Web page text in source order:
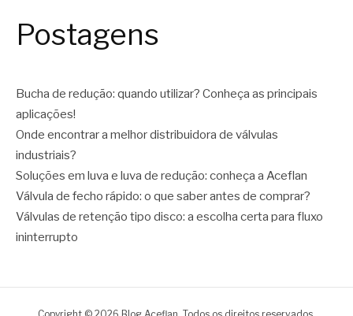
Postagens
Bucha de redução: quando utilizar? Conheça as principais
aplicações!
Onde encontrar a melhor distribuidora de válvulas
industriais?
Soluções em luva e luva de redução: conheça a Aceflan
Válvula de fecho rápido: o que saber antes de comprar?
Válvulas de retenção tipo disco: a escolha certa para fluxo
ininterrupto